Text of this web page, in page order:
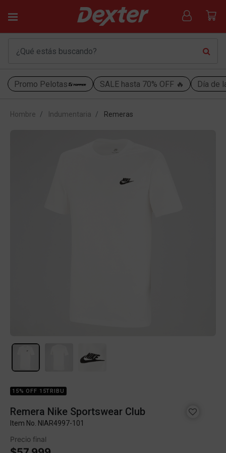
Promo Pelotas SALE hasta 70% OFF 🔥 Día de
Hombre Indumentaria Remeras
15% OFF 15TRIBU
Remera Nike Sportswear Club
Item No. NIAR4997-101
Precio final